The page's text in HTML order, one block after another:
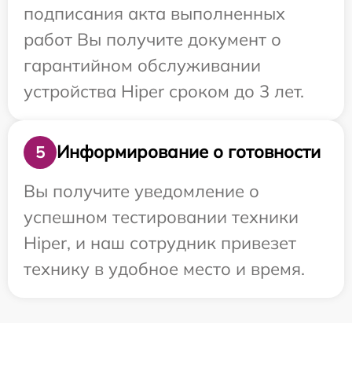
подписания акта выполненных
работ Вы получите документ о
гарантийном обслуживании
устройства Hiper сроком до 3 лет.
5
Информирование о готовности
Вы получите уведомление о
успешном тестировании техники
Hiper, и наш сотрудник привезет
технику в удобное место и время.